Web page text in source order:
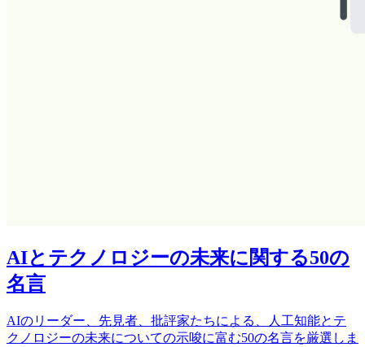
AIとテクノロジーの未来に関する50の
名言
AIのリーダー、先見者、批評家たちによる、人工知能とテ
クノロジーの未来についての示唆に富む50の名言を厳選しま